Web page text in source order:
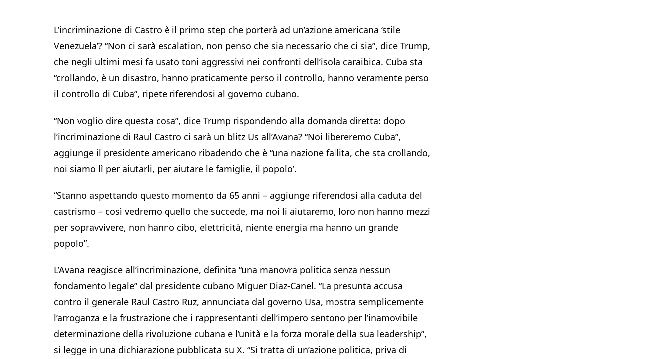
L’incriminazione di Castro è il primo step che porterà ad un’azione americana ‘stile
Venezuela’? “Non ci sarà escalation, non penso che sia necessario che ci sia”, dice Trump,
che negli ultimi mesi fa usato toni aggressivi nei confronti dell’isola caraibica. Cuba sta
“crollando, è un disastro, hanno praticamente perso il controllo, hanno veramente perso
il controllo di Cuba”, ripete riferendosi al governo cubano.
“Non voglio dire questa cosa”, dice Trump rispondendo alla domanda diretta: dopo
l’incriminazione di Raul Castro ci sarà un blitz Us all’Avana? “Noi libereremo Cuba”,
aggiunge il presidente americano ribadendo che è “una nazione fallita, che sta crollando,
noi siamo lì per aiutarli, per aiutare le famiglie, il popolo’.
“Stanno aspettando questo momento da 65 anni – aggiunge riferendosi alla caduta del
castrismo – così vedremo quello che succede, ma noi li aiutaremo, loro non hanno mezzi
per sopravvivere, non hanno cibo, elettricità, niente energia ma hanno un grande
popolo”.
L’Avana reagisce all’incriminazione, definita “una manovra politica senza nessun
fondamento legale” dal presidente cubano Miguer Diaz-Canel. “La presunta accusa
contro il generale Raul Castro Ruz, annunciata dal governo Usa, mostra semplicemente
l’arroganza e la frustrazione che i rappresentanti dell’impero sentono per l’inamovibile
determinazione della rivoluzione cubana e l’unità e la forza morale della sua leadership”,
si legge in una dichiarazione pubblicata su X. “Si tratta di un’azione politica, priva di